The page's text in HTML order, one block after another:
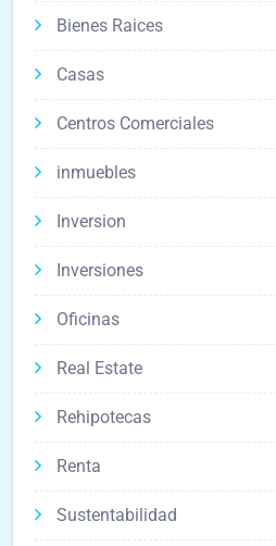
Bienes Raices
Casas
Centros Comerciales
inmuebles
Inversion
Inversiones
Oficinas
Real Estate
Rehipotecas
Renta
Sustentabilidad